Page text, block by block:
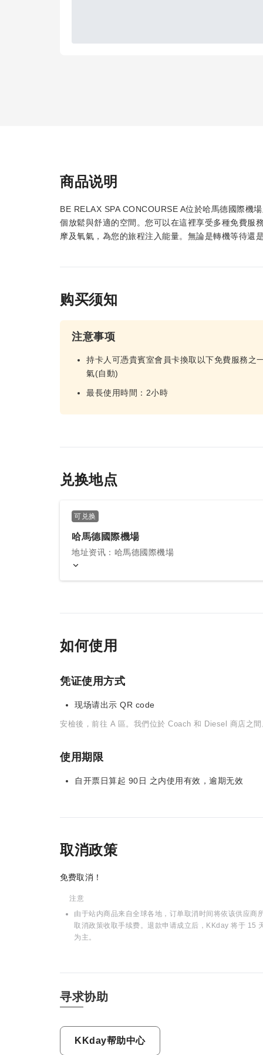
商品说明
BE RELAX SPA CONCOURSE A位於哈馬德國際機
個放鬆與舒適的空間。您可以在這裡享受多種免費服
摩及氧氣，為您的旅程注入能量。無論是轉機等待還
购买须知
注意事项
持卡人可憑貴賓室會員卡換取以下免費服務
氣(自動)
最長使用時間：2小時
兑换地点
可兑换
哈馬德國際機場
地址资讯：哈馬德國際機場
如何使用
凭证使用方式
现场请出示 QR code
安檢後，前往 A 區。我們位於 Coach 和 Diesel 商店之間
使用期限
自开票日算起 90日 之内使用有效，逾期无效
取消政策
免费取消！
注意
由于站内商品来自全球各地，订单取消时间将依该供应
取消政策收取手续费。退款申请成立后，KKday 将于 15
为主。
寻求协助
KKday帮助中心